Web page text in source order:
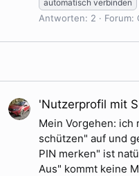
automatisch verbinden
Antworten: 2 Forum:
'Nutzerprofil mit
Mein Vorgehen:
schützen" auf und
PIN merken" ist
Aus" kommt keine